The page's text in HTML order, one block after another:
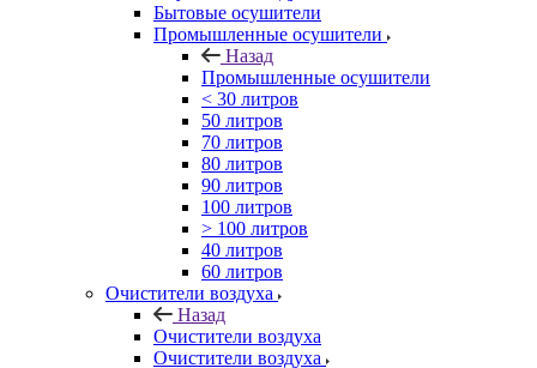
Бытовые осушители
Промышленные осушители
Назад
Промышленные осушители
< 30 литров
50 литров
70 литров
80 литров
90 литров
100 литров
> 100 литров
40 литров
60 литров
Очистители воздуха
Назад
Очистители воздуха
Очистители воздуха